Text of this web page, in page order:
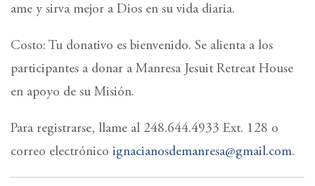
ame y sirva mejor a Dios en su vida diaria.
Costo: Tu donativo es bienvenido. Se alienta a los
participantes a donar a Manresa Jesuit Retreat House
en apoyo de su Misión.
Para registrarse, llame al 248.644.4933 Ext. 128 o
correo electrónico ignacianosdemanresa@gmail.com.